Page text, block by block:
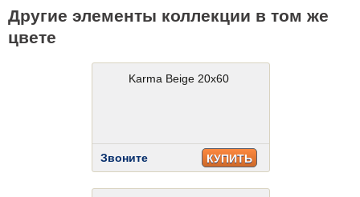
Другие элементы коллекции в том же
цвете
Karma Beige 20x60
Звоните КУПИТЬ